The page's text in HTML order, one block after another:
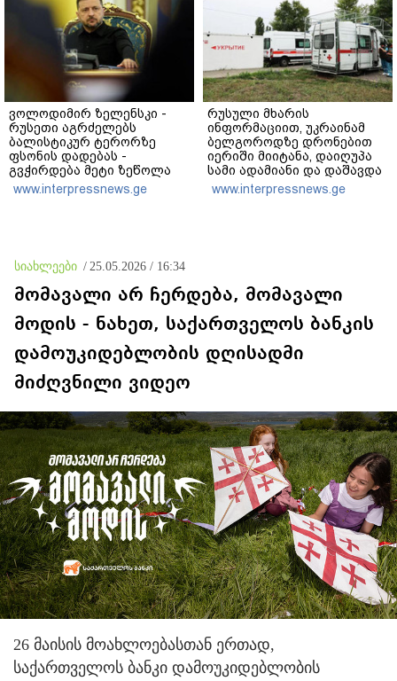
ვოლოდიმირ ზელენსკი -
რუსეთი აგრძელებს
ბალისტიკურ ტერორზე
ფსონის დადებას -
გვჭირდება მეტი ზეწოლა
www.interpressnews.ge
რუსული მხარის
ინფორმაციით, უკრაინამ
ბელგოროდზე დრონებით
იერიში მიიტანა, დაიღუპა
სამი ადამიანი და დაშავდა
25
www.interpressnews.ge
სიახლეები / 25.05.2026 / 16:34
მომავალი არ ჩერდება, მომავალი
მოდის - ნახეთ, საქართველოს ბანკის
დამოუკიდებლობის დღისადმი
მიძღვნილი ვიდეო
26 მაისის მოახლოებასთან ერთად,
საქართველოს ბანკი დამოუკიდებლობის